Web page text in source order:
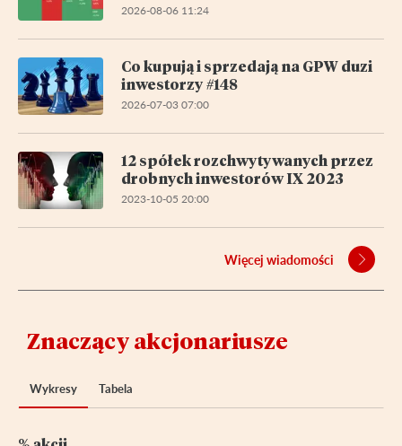
Znaczący akcjonariusze
Wykresy Tabela
2026-08-06 11:24
Co kupują i sprzedają na GPW duzi
inwestorzy #148
2026-07-03 07:00
12 spółek rozchwytywanych przez
drobnych inwestorów IX 2023
2023-10-05 20:00
Więcej wiadomości